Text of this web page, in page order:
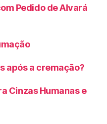
Pedido de Alvará
após a cremação?
Cinzas Humanas e